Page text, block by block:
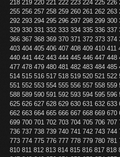
218 219 220 221 222 223 224 225 226
255 256 257 258 259 260 261 262 263
292 293 294 295 296 297 298 299 300
329 330 331 332 333 334 335 336 337
366 367 368 369 370 371 372 373 374
403 404 405 406 407 408 409 410 411
440 441 442 443 444 445 446 447 448
477 478 479 480 481 482 483 484 485
514 515 516 517 518 519 520 521 522
551 552 553 554 555 556 557 558 559
588 589 590 591 592 593 594 595 596
625 626 627 628 629 630 631 632 633
662 663 664 665 666 667 668 669 670
699 700 701 702 703 704 705 706 707
736 737 738 739 740 741 742 743 744
773 774 775 776 777 778 779 780 781
810 811 812 813 814 815 816 817 818